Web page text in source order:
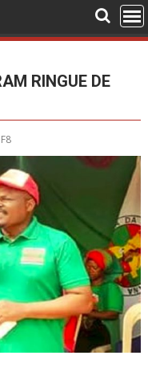
RINGUE DE